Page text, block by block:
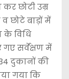
छोटी उम्र
छोटे बाड़ों में
के विधि
सर्वेक्षण में
दुकानों की
गया कि